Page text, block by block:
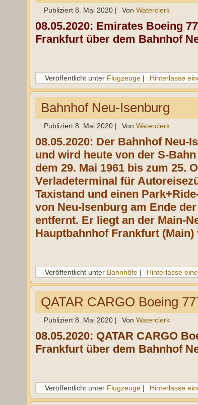
Publiziert 8. Mai 2020 | Von Waterclerk
08.05.2020: Emirates Boeing
Frankfurt über dem Bahnhof
Veröffentlicht unter Flugzeuge | Hinterlasse
Bahnhof Neu-Isenburg
Publiziert 8. Mai 2020 | Von Waterclerk
08.05.2020: Der Bahnhof Neu-
und wird heute von der S-
dem 29. Mai 1961 bis zum 25.
Verladeterminal für
Taxistand und einen
von Neu-Isenburg am Ende
entfernt. Er liegt an der Main-
Hauptbahnhof Frankfurt
Veröffentlicht unter Bahnhöfe | Hinterlasse
QATAR CARGO Boeing
Publiziert 8. Mai 2020 | Von Waterclerk
08.05.2020: QATAR CARGO
Frankfurt über dem Bahnhof
Veröffentlicht unter Flugzeuge | Hinterlasse